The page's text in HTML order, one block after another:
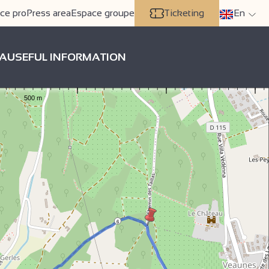
proPress areaEspace groupe Ticketing En
USEFUL INFORMATION
6